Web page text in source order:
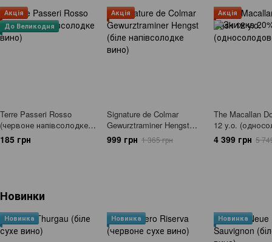
Акція
До Великодня
Terre Passeri Rosso
(червоне напівсолодке
вино)
185 грн
Акція
Signature de Colmar
Gewurztraminer Hengst
(біле напівсолодке вино)
999 грн 1 365 грн
Акція
The Macallan
12 y.o.
віскі)
4 399 грн 5
Новинки
Новинка Новинка Новинка